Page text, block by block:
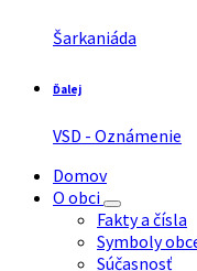
Šarkaniáda
Ďalej
VSD - Oznámenie
Domov
O obci
Fakty a čísla
Symboly
Súčasnosť